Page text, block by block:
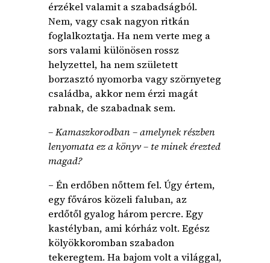
érzékel valamit a szabadságból.
Nem, vagy csak nagyon ritkán
foglalkoztatja. Ha nem verte meg a
sors valami különösen rossz
helyzettel, ha nem született
borzasztó nyomorba vagy szörnyeteg
családba, akkor nem érzi magát
rabnak, de szabadnak sem.
– Kamaszkorodban – amelynek részben
lenyomata ez a könyv – te minek érezted
magad?
– Én erdőben nőttem fel. Úgy értem,
egy főváros közeli faluban, az
erdőtől gyalog három percre. Egy
kastélyban, ami kórház volt. Egész
kölyökkoromban szabadon
tekeregtem. Ha bajom volt a világgal,